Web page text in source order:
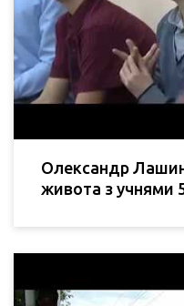
Олександр
живота з учнями